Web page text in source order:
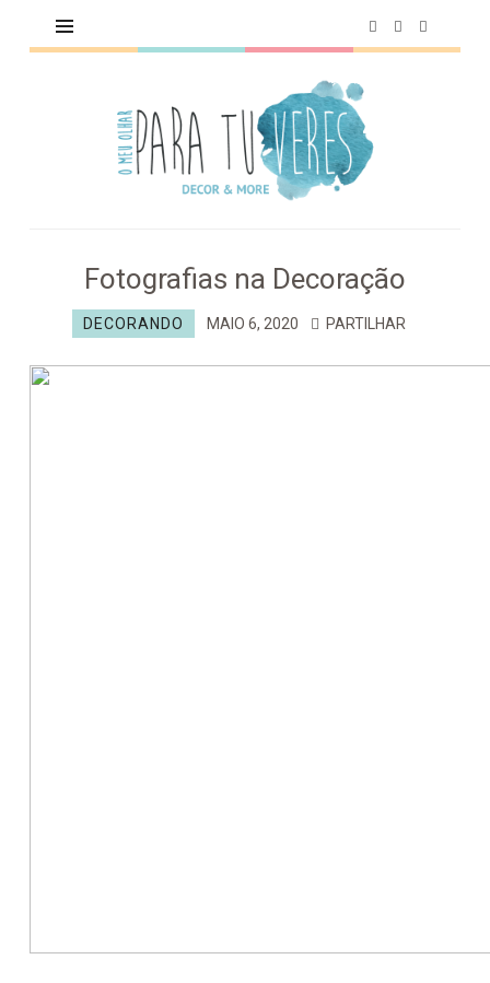
MEU
OLHAR
PARA
Fotografias na Decoração
DECORANDO MAIO 6, 2020 PARTILHAR